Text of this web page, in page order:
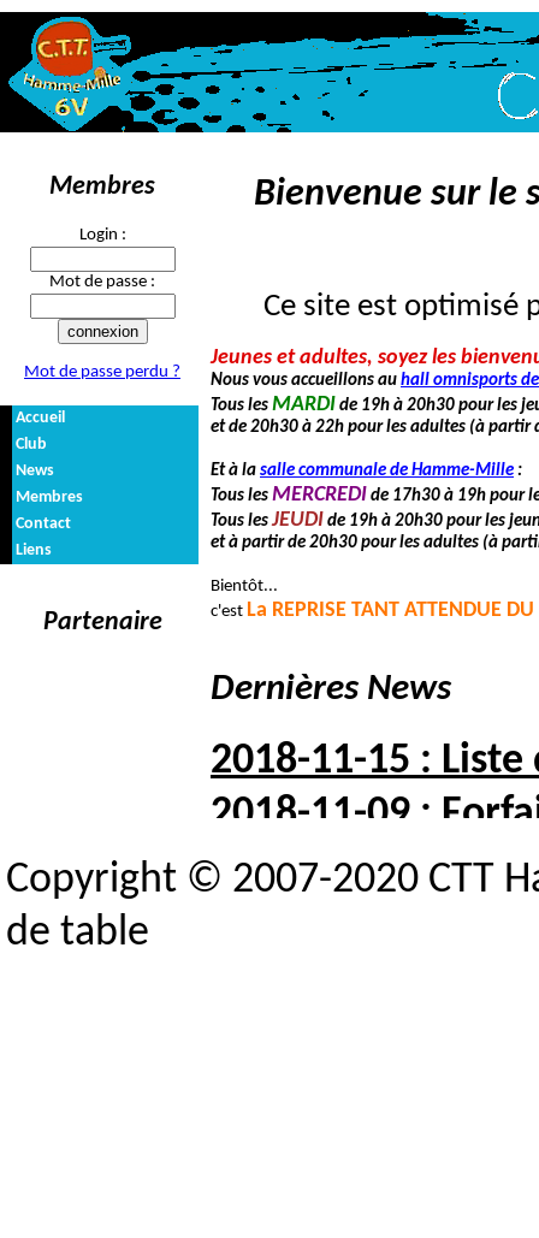
Membres
Login :
Mot de passe :
Mot de passe perdu ?
Accueil
Club
News
Membres
Contact
Liens
Partenaire
Bienvenue sur le
Ce site est optimisé
Jeunes et adultes, soyez les
Nous vous accueillons au hall omnisports
Tous les MARDI de 19h à 20h30 pour les
et de 20h30 à 22h pour les adultes (à partir
Et à la salle communale de Hamme-Mille :
Tous les MERCREDI de 17h30 à 19h pour
Tous lesJEUDI de 19h à 20h30 pour les
et à partir de 20h30 pour les adultes (à
Bientôt...
c'est La REPRISE TANT ATTENDUE
Dernières News
2018-11-15 :
2018-11-09 :
2018-10-05 :
Copyright © 2007-2020 CTT
de table